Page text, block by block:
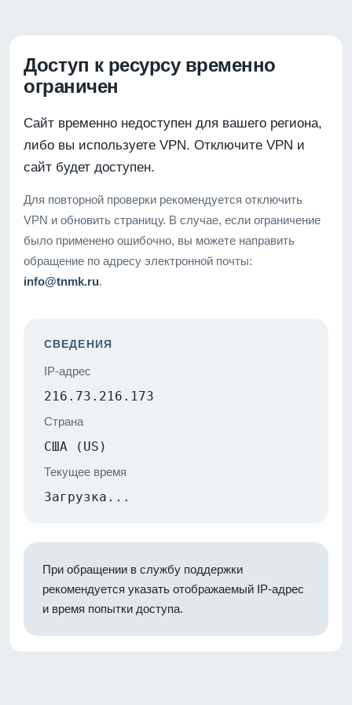
Доступ к ресурсу временно
ограничен
Сайт временно недоступен для вашего региона,
либо вы используете VPN. Отключите VPN и
сайт будет доступен.
Для повторной проверки рекомендуется отключить
VPN и обновить страницу. В случае, если ограничение
было применено ошибочно, вы можете направить
обращение по адресу электронной почты:
info@tnmk.ru.
СВЕДЕНИЯ
IP-адрес
216.73.216.173
Страна
США (US)
Текущее время
Загрузка...
При обращении в службу поддержки
рекомендуется указать отображаемый IP-адрес
и время попытки доступа.